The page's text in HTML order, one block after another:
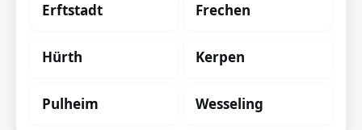
Erftstadt Frechen
Hürth Kerpen
Pulheim Wesseling